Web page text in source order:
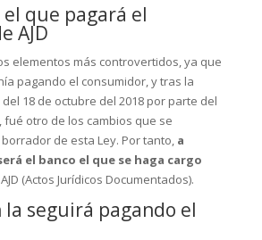
el que pagará el
AJD
elementos más controvertidos, ya que
pagando el consumidor, y tras la
18 de octubre del 2018 por parte del
fué otro de los cambios que se
de esta Ley. Por tanto, a
el banco el que se haga cargo
(Actos Jurídicos Documentados).
la seguirá pagando el